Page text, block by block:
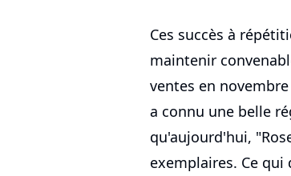
Ces succès à
maintenir
ventes en
a connu une belle
qu'aujourd'hui,
exemplaires. Ce